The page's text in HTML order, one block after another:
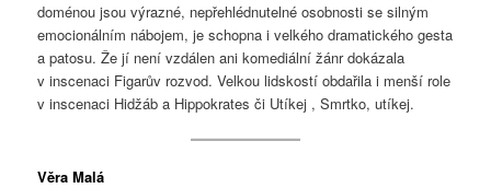
doménou jsou výrazné, nepřehlédnutelné osobnosti se silným
emocionálním nábojem, je schopna i velkého dramatického gesta
a patosu. Že jí není vzdálen ani komediální žánr dokázala
v inscenaci Figarův rozvod. Velkou lidskostí obdařila i menší role
v inscenaci Hidžáb a Hippokrates či Utíkej , Smrtko, utíkej.
Věra Malá